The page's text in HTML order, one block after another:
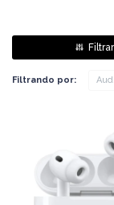
Filtrando por: